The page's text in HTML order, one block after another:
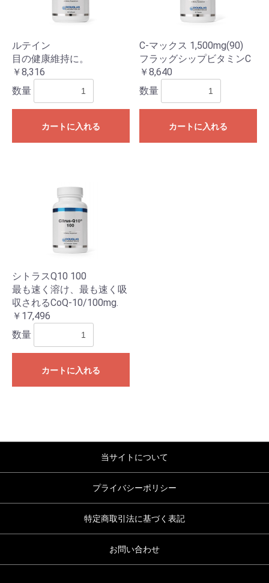
ルテイン
目の健康維持に。
￥8,316
数量
カートに入れる
C-マックス 1,500mg(90)
フラッグシップビタミンC
￥8,640
数量
カートに入れる
シトラスQ10 100
最も速く溶け、最も速く吸
収されるCoQ‐10/100mg.
￥17,496
数量
カートに入れる
当サイトについて
プライバシーポリシー
特定商取引法に基づく表記
お問い合わせ